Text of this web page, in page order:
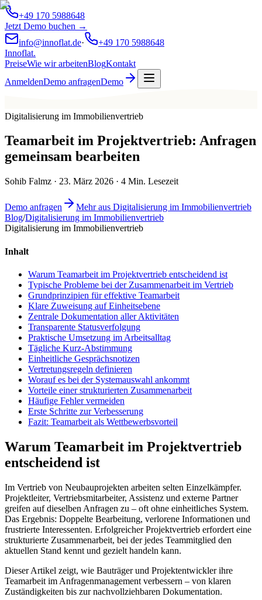
+49 170 5988648
Jetzt Demo buchen →
info@innoflat.de·
+49 170 5988648
Innoflat.
PreiseWie wir arbeitenBlogKontakt
AnmeldenDemo anfragenDemo
Digitalisierung im Immobilienvertrieb
Teamarbeit im Projektvertrieb: Anfragen
gemeinsam bearbeiten
Sohib Falmz · 23. März 2026 · 4 Min. Lesezeit
Demo anfragen
Mehr aus Digitalisierung im Immobilienvertrieb
Blog/Digitalisierung im Immobilienvertrieb
Digitalisierung im Immobilienvertrieb
Inhalt
Warum Teamarbeit im Projektvertrieb entscheidend ist
Typische Probleme bei der Zusammenarbeit im Vertrieb
Grundprinzipien für effektive Teamarbeit
Klare Zuweisung auf Einheitsebene
Zentrale Dokumentation aller Aktivitäten
Transparente Statusverfolgung
Praktische Umsetzung im Arbeitsalltag
Tägliche Kurz-Abstimmung
Einheitliche Gesprächsnotizen
Vertretungsregeln definieren
Worauf es bei der Systemauswahl ankommt
Vorteile einer strukturierten Zusammenarbeit
Häufige Fehler vermeiden
Erste Schritte zur Verbesserung
Fazit: Teamarbeit als Wettbewerbsvorteil
Warum Teamarbeit im Projektvertrieb
entscheidend ist
Im Vertrieb von Neubauprojekten arbeiten selten Einzelkämpfer.
Projektleiter, Vertriebsmitarbeiter, Assistenz und externe Partner
greifen auf dieselben Anfragen zu – oft ohne einheitliches System.
Das Ergebnis: Doppelte Bearbeitung, verlorene Informationen und
frustrierte Interessenten. Erfolgreicher Projektvertrieb erfordert eine
strukturierte Zusammenarbeit, bei der jedes Teammitglied den
aktuellen Stand kennt und gezielt handeln kann.
Dieser Artikel zeigt, wie Bauträger und Projektentwickler ihre
Teamarbeit im Anfragenmanagement verbessern – von klaren
Zuständigkeiten bis zur nachvollziehbaren Dokumentation.